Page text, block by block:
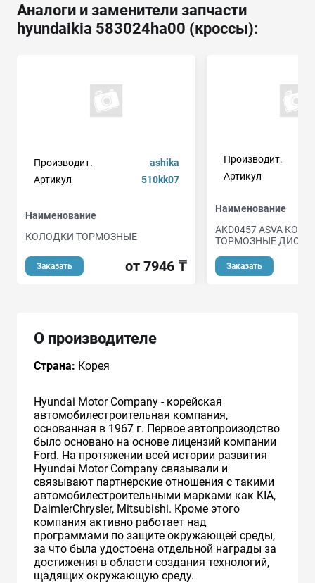
Аналоги и заменители запчасти
hyundaikia 583024ha00 (кроссы):
Производит.
ashika
Артикул
510kk07
Наименование
КОЛОДКИ ТОРМОЗНЫЕ
Заказать от 7946 ₸
Производит.
Артикул
Наименование
AKD0457 ASVA
ТОРМОЗНЫЕ
Заказать
О производителе
Страна: Корея
Hyundai Motor Company - корейская
автомобилестроительная компания,
основанная в 1967 г. Первое автопроизодство
было основано на основе лицензий компании
Ford. На протяжении всей истории развития
Hyundai Motor Company связывали и
связывают партнерские отношения с такими
автомобилестроительными марками как KIA,
DaimlerChrysler, Mitsubishi. Кроме этого
компания активно работает над
программами по защите окружающей среды,
за что была удостоена отдельной награды за
достижения в области создания технологий,
щадящих окружающую среду.